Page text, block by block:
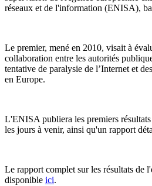
réseaux et de l'information (ENISA),
Le premier, mené en 2010, visait à
collaboration entre les autorités
tentative de paralysie de l’Internet et
en Europe.
L'ENISA publiera les premiers
les jours à venir, ainsi qu'un rapport
Le rapport complet sur les résultats de
disponible ici.